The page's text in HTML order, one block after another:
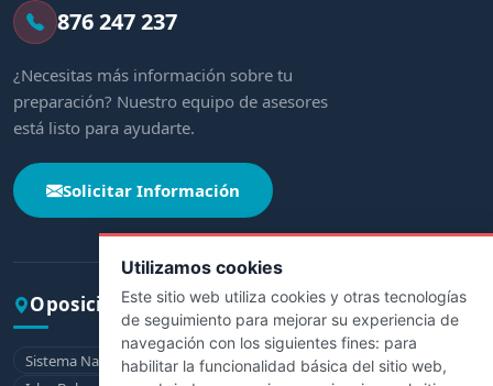
Utilizamos cookies
Este sitio web utiliza cookies y otras tecnologías
de seguimiento para mejorar su experiencia de
navegación con los siguientes fines: para
habilitar la funcionalidad básica del sitio web,
876 247 237
¿Necesitas más información sobre tu
preparación? Nuestro equipo de asesores
está listo para ayudarte.
Solicitar Información
Oposiciones por comunidad
Sistema Nacional de Salud Andalucía Aragón
Asturias